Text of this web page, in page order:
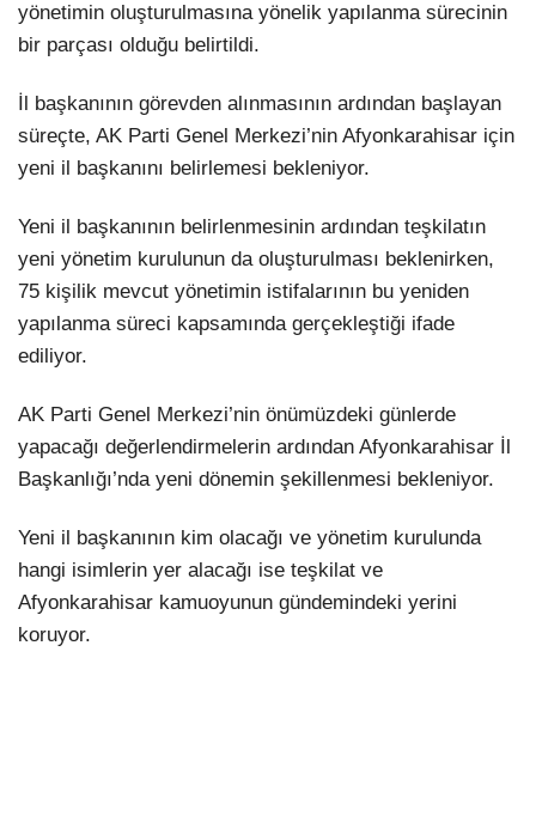
yönetimin oluşturulmasına yönelik yapılanma sürecinin
bir parçası olduğu belirtildi.
İl başkanının görevden alınmasının ardından başlayan
süreçte, AK Parti Genel Merkezi’nin Afyonkarahisar için
yeni il başkanını belirlemesi bekleniyor.
Yeni il başkanının belirlenmesinin ardından teşkilatın
yeni yönetim kurulunun da oluşturulması beklenirken,
75 kişilik mevcut yönetimin istifalarının bu yeniden
yapılanma süreci kapsamında gerçekleştiği ifade
ediliyor.
AK Parti Genel Merkezi’nin önümüzdeki günlerde
yapacağı değerlendirmelerin ardından Afyonkarahisar İl
Başkanlığı’nda yeni dönemin şekillenmesi bekleniyor.
Yeni il başkanının kim olacağı ve yönetim kurulunda
hangi isimlerin yer alacağı ise teşkilat ve
Afyonkarahisar kamuoyunun gündemindeki yerini
koruyor.